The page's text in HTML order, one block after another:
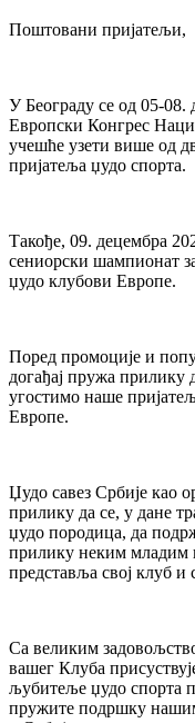
Поштовани пријатељи,
У Београду се од 05-08.
Европски Конгрес
учешће узети више од
пријатеља џудо спорта.
Такође, 09. децембра
сениорски шампионат
џудо клубови Европе.
Поред промоције и
догађај пружа
угостимо наше
Европе.
Џудо савез Србије као
прилику да се, у дане
џудо породица, да
прилику неким младим
представља свој клуб и
Са великим
вашег Клуба
љубитеље џудо спорта
пружите подршку